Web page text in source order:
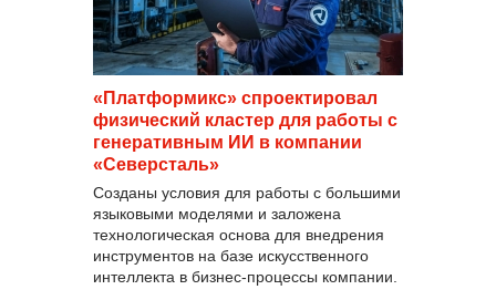
«Платформикс» спроектировал
физический кластер для работы с
генеративным ИИ в компании
«Северсталь»
Созданы условия для работы с большими
языковыми моделями и заложена
технологическая основа для внедрения
инструментов на базе искусственного
интеллекта в бизнес-процессы компании.